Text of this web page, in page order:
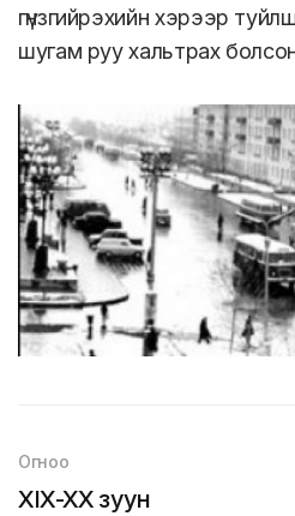
гүнзгийрэхийн хэрээр
шугам руу хальтрах
Огноо
XIX-XX зуун